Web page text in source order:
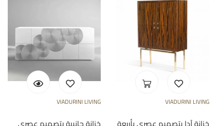
VIADURINI LIVING VIADURINI LIVING